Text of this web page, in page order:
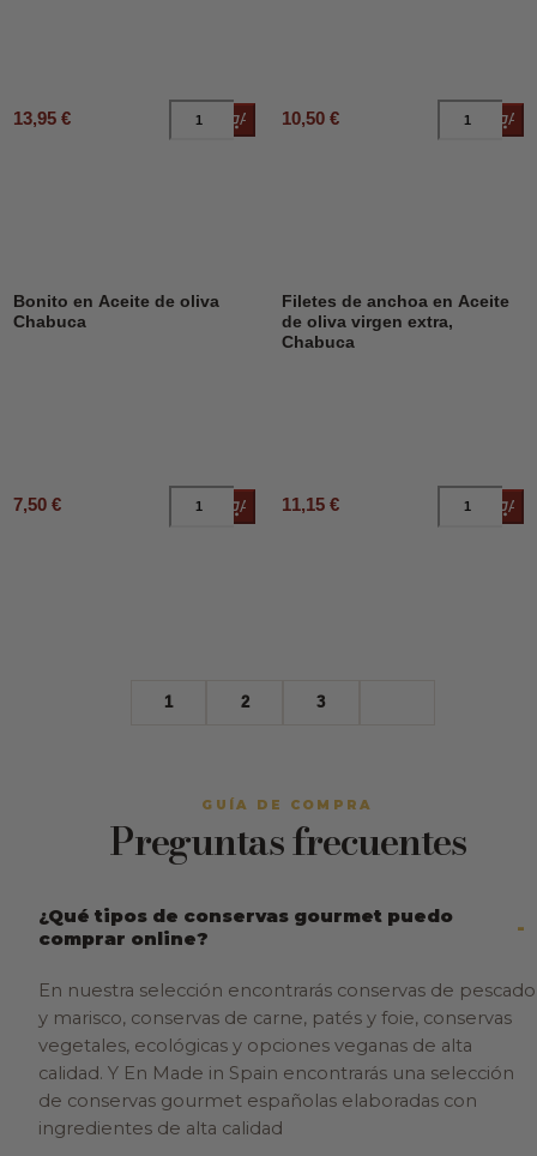
13,95 € Añadir al carrito
10,50 €
Bonito en Aceite de oliva
Chabuca
7,50 € Añadir al carrito
Filetes de anchoa en Aceite
de oliva virgen extra,
Chabuca
11,15 €
1 2 3
GUÍA DE COMPRA
Preguntas frecuentes
¿Qué tipos de conservas gourmet puedo
comprar online?
En nuestra selección encontrarás conservas de pescado
y marisco, conservas de carne, patés y foie, conservas
vegetales, ecológicas y opciones veganas de alta
calidad. Y En Made in Spain encontrarás una selección
de conservas gourmet españolas elaboradas con
ingredientes de alta calidad